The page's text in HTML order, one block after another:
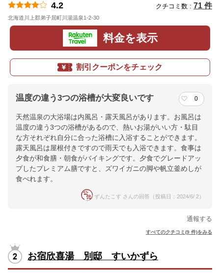
4.2 クチコミ数 : 71 件
北海道川上郡弟子屈町川湯温泉1-2-30
料金を表示
割引クーポンをチェック
温度の違う3つの浴槽が大変良いです 0
天然温泉の大浴場は内風呂・露天風呂があります。お風呂は
温度の違う3つの浴槽があるので、熱いお湯がいい方・駄目
な方それぞれ自分に合った浴槽に入浴することができます。
露天風呂は屋根付きですので雨天でも入浴できます。食事は
夕食が和食膳・朝食がバイキングです。夕食でグレードアッ
プしたプレミアム膳ですと、ズワイガニの脚や帆立釜めしが
食べれます。
ずんたこす さんの回答（投稿日：2024/6/ 2）
通報する
すべてのクチコミ(9 件)をみる
お宿欣喜湯 別邸 すいかずら